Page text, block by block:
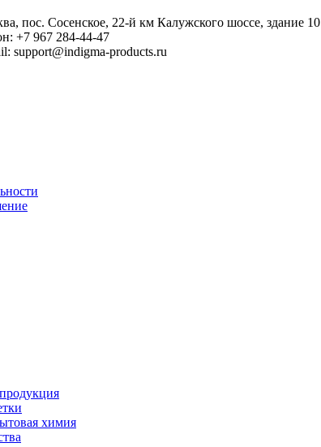
пос. Сосенское, 22-й км Калужского шоссе, здание 10
+7 967 284-44-47
support@indigma-products.ru
химия